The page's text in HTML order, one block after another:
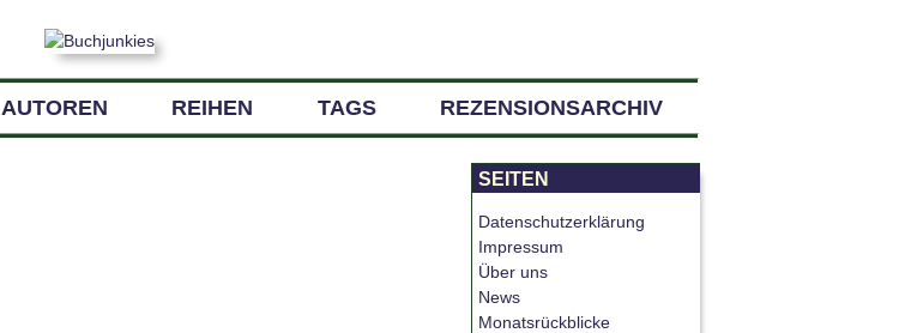
AUTOREN REIHEN TAGS REZENSIONSARCHIV
SEITEN
Datenschutzerklärung
Impressum
Über uns
News
Monatsrückblicke